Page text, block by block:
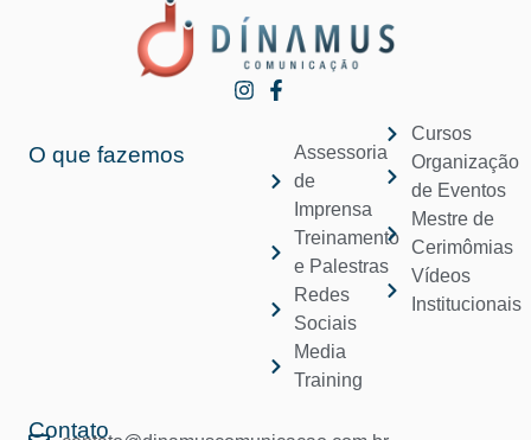
O que fazemos
Assessoria
de
Imprensa
Treinamento
e Palestras
Redes
Sociais
Media
Training
Cursos
Organização
de Eventos
Mestre de
Cerimômias
Vídeos
Institucionais
Contato